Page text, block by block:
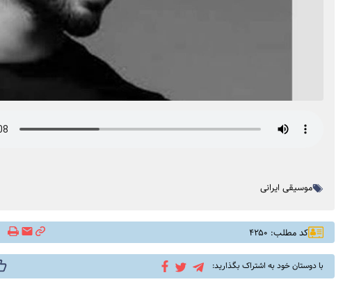
موسیقی ایرانی
کد مطلب: ۴۲۵۰
با دوستان خود به اشتراک بگذارید: